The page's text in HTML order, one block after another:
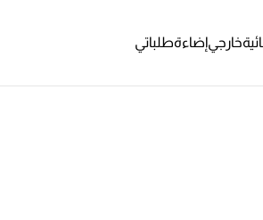
خارجيإضاءةطلباتي